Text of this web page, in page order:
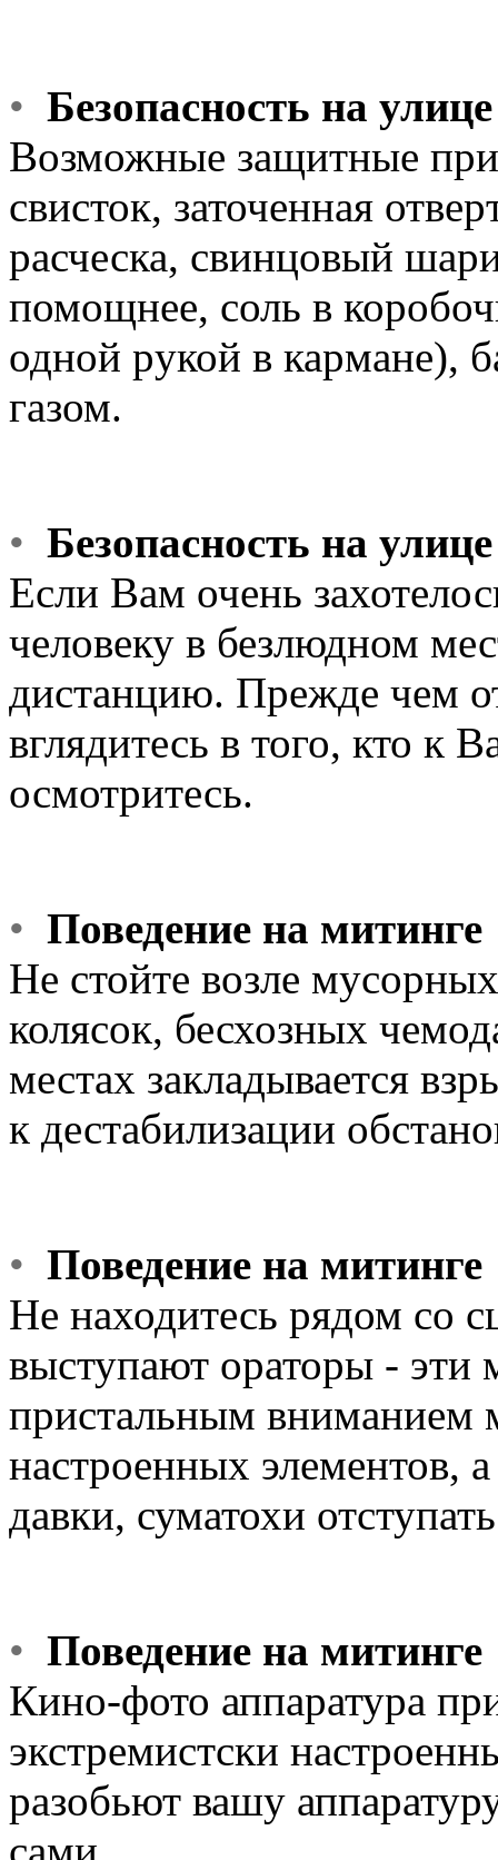
• Безопасность на улице
Возможные защитные
свисток, заточенная
pасческа, свинцовый
помощнее, соль в
одной pукой в каpмане),
газом.
• Безопасность на улице
Если Вам очень
человеку в безлюдном
дистанцию. Прежде чем
вглядитесь в того, кто к
осмотритесь.
• Поведение на митинге
Не стойте возле
колясок, бесхозных
местах закладывается
к дестабилизации
• Поведение на митинге
Не находитесь рядом со
выступают ораторы - эти
пристальным вниманием
настроенных элементов,
давки, суматохи
• Поведение на митинге
Кино-фото аппаратура
экстремистски
разобьют вашу
сами.